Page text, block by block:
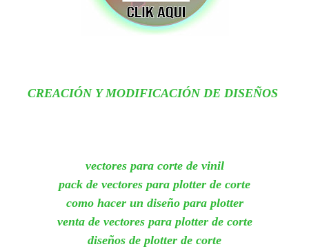
CREACIÓN Y MODIFICACIÓN DE DISEÑOS
vectores para corte de vinil
pack de vectores para plotter de corte
como hacer un diseño para plotter
venta de vectores para plotter de corte
diseños de plotter de corte